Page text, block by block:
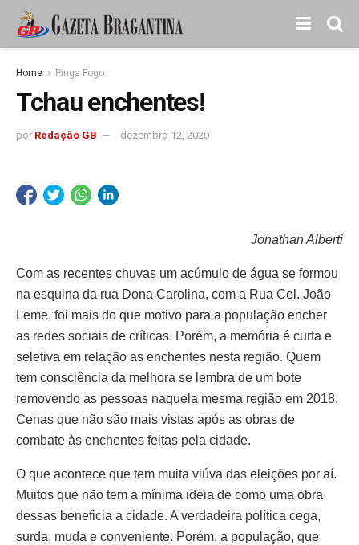
Home Pinga Fogo
Tchau enchentes!
por Redação GB dezembro 12, 2020
Jonathan Alberti
Com as recentes chuvas um acúmulo de água se formou
na esquina da rua Dona Carolina, com a Rua Cel. João
Leme, foi mais do que motivo para a população encher
as redes sociais de críticas. Porém, a memória é curta e
seletiva em relação as enchentes nesta região. Quem
tem consciência da melhora se lembra de um bote
removendo as pessoas naquela mesma região em 2018.
Cenas que não são mais vistas após as obras de
combate às enchentes feitas pela cidade.
O que acontece que tem muita viúva das eleições por aí.
Muitos que não tem a mínima ideia de como uma obra
dessas beneficia a cidade. A verdadeira política cega,
surda, muda e conveniente. Porém, a população, que